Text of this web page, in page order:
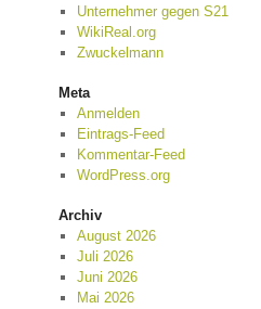
Unternehmer gegen S21
WikiReal.org
Zwuckelmann
Meta
Anmelden
Eintrags-Feed
Kommentar-Feed
WordPress.org
Archiv
August 2026
Juli 2026
Juni 2026
Mai 2026